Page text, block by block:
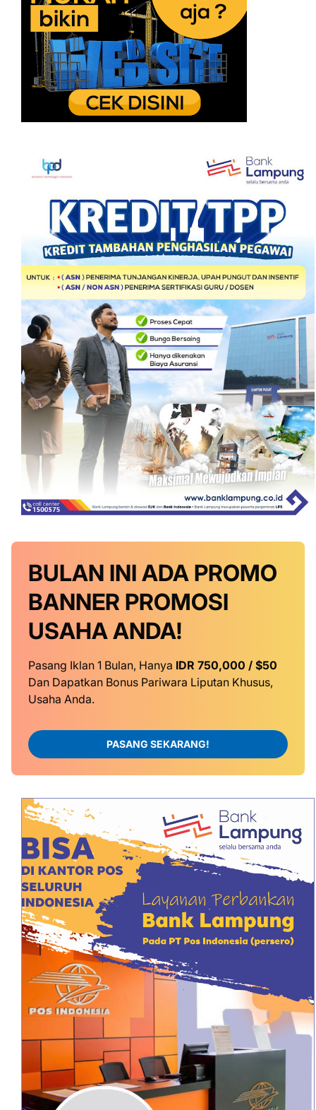
BULAN INI ADA PROMO
BANNER PROMOSI
USAHA ANDA!
Pasang Iklan 1 Bulan, Hanya IDR 750,000 / $50
Dan Dapatkan Bonus Pariwara Liputan Khusus,
Usaha Anda.
PASANG SEKARANG!